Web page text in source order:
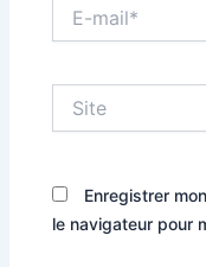
mail*
Enregistrer
le navigateur pour